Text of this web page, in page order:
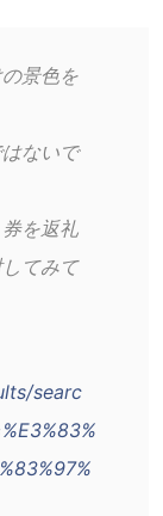
景色を
ないで
を返礼
てみて
searc